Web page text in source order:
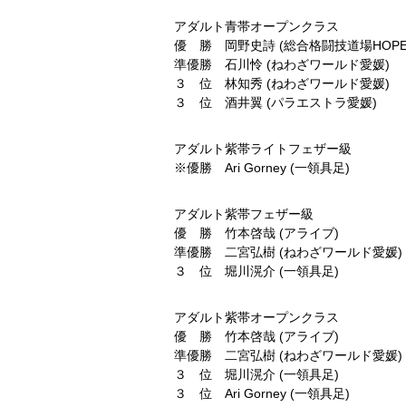
アダルト青帯オープンクラス
優 勝 岡野史詩 (総合格闘技道場
準優勝 石川怜 (ねわざワールド愛媛)
３ 位 林知秀 (ねわざワールド愛媛)
３ 位 酒井翼 (パラエストラ愛媛)
アダルト紫帯ライトフェザー級
※優勝 Ari Gorney (一領具足)
アダルト紫帯フェザー級
優 勝 竹本啓哉 (アライブ)
準優勝 二宮弘樹 (ねわざワールド愛媛)
３ 位 堀川滉介 (一領具足)
アダルト紫帯オープンクラス
優 勝 竹本啓哉 (アライブ)
準優勝 二宮弘樹 (ねわざワールド愛媛)
３ 位 堀川滉介 (一領具足)
３ 位 Ari Gorney (一領具足)